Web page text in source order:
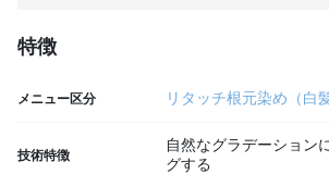
特徴
メニュー区分 リタッチ根元染め（白
技術特徴
自然なグラデーション
グする